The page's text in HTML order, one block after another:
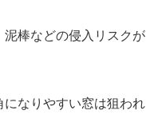
棒などの侵入リスクが
なりやすい窓は狙われ